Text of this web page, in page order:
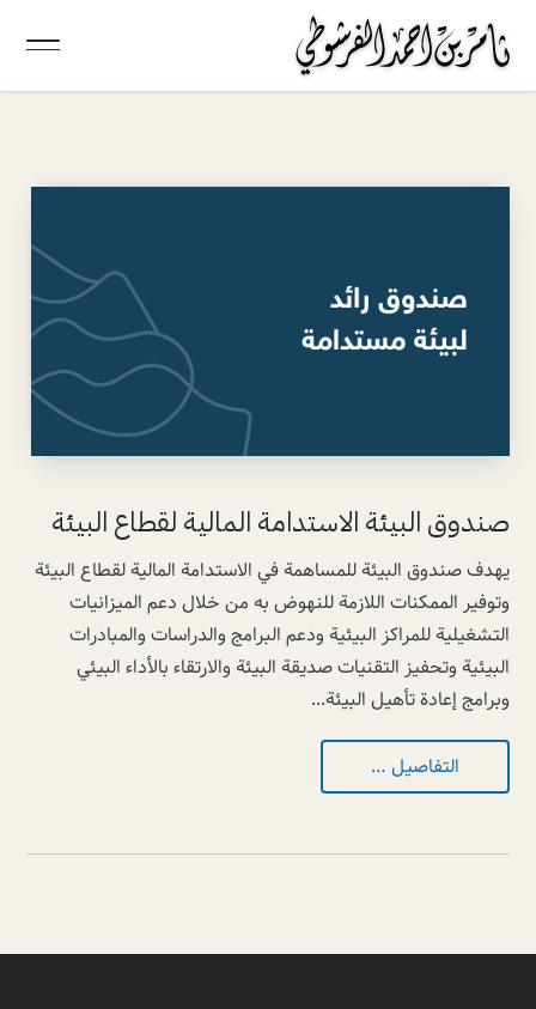
صندوق البيئة الاستدامة المالية لقطاع البيئة
يهدف صندوق البيئة للمساهمة في الاستدامة المالية لقطاع البيئة
وتوفير الممكنات اللازمة للنهوض به من خلال دعم الميزانيات
التشغيلية للمراكز البيئية ودعم البرامج والدراسات والمبادرات
البيئية وتحفيز التقنيات صديقة البيئة والارتقاء بالأداء البيئي
وبرامج إعادة تأهيل البيئة...
التفاصيل …